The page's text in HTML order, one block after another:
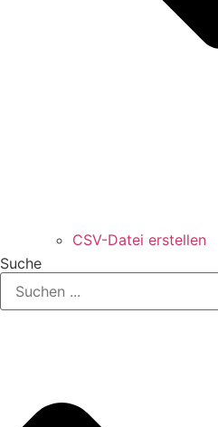
CSV-Datei erstellen
Suche